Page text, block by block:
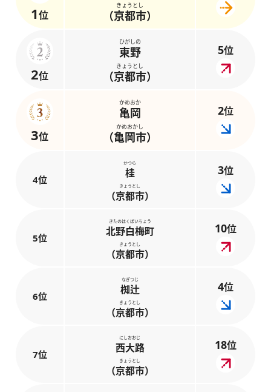
1位
きょうとし
（京都市）
2位
ひがしの
東野
きょうとし
（京都市）
5位
3位
かめおか
亀岡
かめおかし
（亀岡市）
2位
4位
かつら
桂
きょうとし
（京都市）
3位
5位
きたのはくばいちょう
北野白梅町
きょうとし
（京都市）
10位
6位
なぎつじ
椥辻
きょうとし
（京都市）
4位
7位
にしおおじ
西大路
きょうとし
（京都市）
18位